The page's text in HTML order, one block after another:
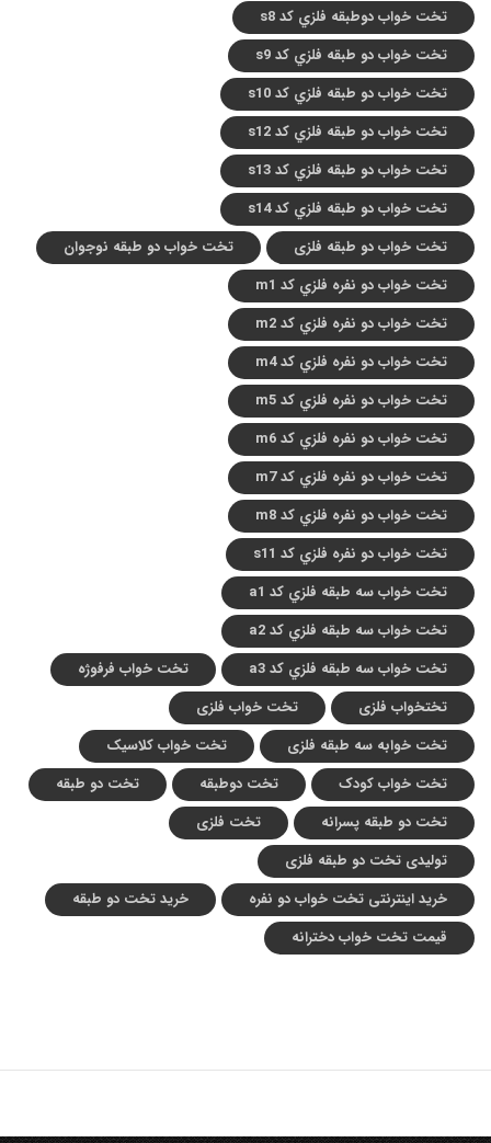
تخت خواب دوطبقه فلزي کد s8
تخت خواب دو طبقه فلزي کد s9
تخت خواب دو طبقه فلزي کد s10
تخت خواب دو طبقه فلزي کد s12
تخت خواب دو طبقه فلزي کد s13
تخت خواب دو طبقه فلزي کد s14
تخت خواب دو طبقه فلزی
تخت خواب دو طبقه نوجوان
تخت خواب دو نفره فلزي کد m1
تخت خواب دو نفره فلزي کد m2
تخت خواب دو نفره فلزي کد m4
تخت خواب دو نفره فلزي کد m5
تخت خواب دو نفره فلزي کد m6
تخت خواب دو نفره فلزي کد m7
تخت خواب دو نفره فلزي کد m8
تخت خواب دو نفره فلزي کد s11
تخت خواب سه طبقه فلزي کد a1
تخت خواب سه طبقه فلزي کد a2
تخت خواب سه طبقه فلزي کد a3
تخت خواب فرفوژه
تختخواب فلزی
تخت خواب فلزی
تخت خوابه سه طبقه فلزی
تخت خواب کلاسیک
تخت خواب کودک
تخت دوطبقه
تخت دو طبقه
تخت دو طبقه پسرانه
تخت فلزی
تولیدی تخت دو طبقه فلزی
خرید اینترنتی تخت خواب دو نفره
خرید تخت دو طبقه
قیمت تخت خواب دخترانه